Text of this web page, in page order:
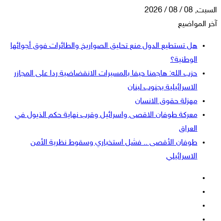
السبت, 08 / 08 / 2026
آخر المواضيع
هل تستطيع الدول منع تحليق الصواريخ والطائرات فوق أجوائها
الوطنية؟
حزب الله: هاجمنا حيفا بالمسيرات الانقضاضية ردا على المجازر
الاسرائيلية بجنوب لبنان
مهزلة حقوق الانسان
معركة طوفان الاقصى واسرائيل وقرب نهاية حكم الذيول في
العراق
طوفان الأقصى .. فشل استخباري وسقوط نظرية الأمن
الاسرائيلي